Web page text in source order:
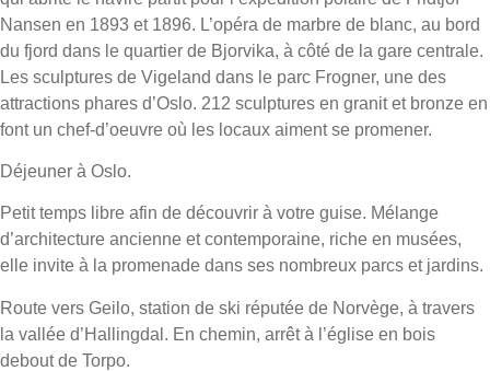
Nansen en 1893 et 1896. L’opéra de marbre de blanc, au bord
du fjord dans le quartier de Bjorvika, à côté de la gare centrale.
Les sculptures de Vigeland dans le parc Frogner, une des
attractions phares d’Oslo. 212 sculptures en granit et bronze en
font un chef-d’oeuvre où les locaux aiment se promener.
Déjeuner à Oslo.
Petit temps libre afin de découvrir à votre guise. Mélange
d’architecture ancienne et contemporaine, riche en musées,
elle invite à la promenade dans ses nombreux parcs et jardins.
Route vers Geilo, station de ski réputée de Norvège, à travers
la vallée d’Hallingdal. En chemin, arrêt à l’église en bois
debout de Torpo.